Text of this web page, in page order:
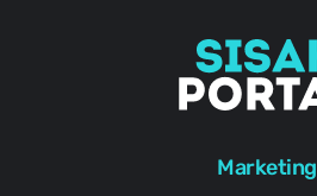
Marketing